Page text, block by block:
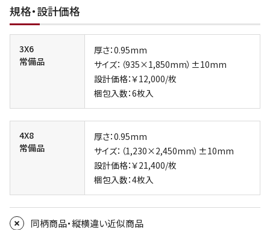
規格・設計価格
3X6
常備品
厚さ：0.95mm
サイズ：（935×1,850mm）±10mm
設計価格：￥12,000/枚
梱包入数：6枚入
4X8
常備品
厚さ：0.95mm
サイズ：（1,230×2,450mm）±10mm
設計価格：￥21,400/枚
梱包入数：4枚入
同柄商品・縦横違い近似商品